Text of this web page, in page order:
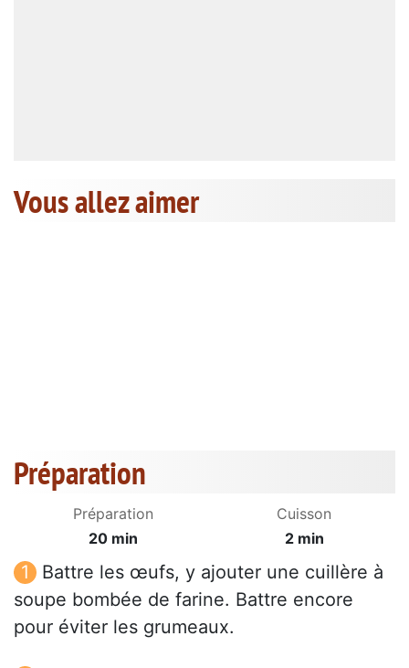
Vous allez aimer
Préparation
Préparation
20 min
Cuisson
2 min
Battre les œufs, y ajouter une cuillère à
soupe bombée de farine. Battre encore
pour éviter les grumeaux.